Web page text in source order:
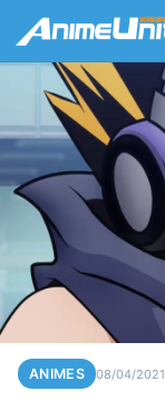
ANIMES 08/04/2021